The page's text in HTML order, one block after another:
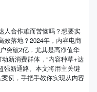
人合作难而苦恼吗？想要实
效落地？2024年，内容电商
突破2亿，尤其是高净值华
新消费群体，“内容种草+达
强新通路。本文将用主关键
例，手把手教你实现从内容